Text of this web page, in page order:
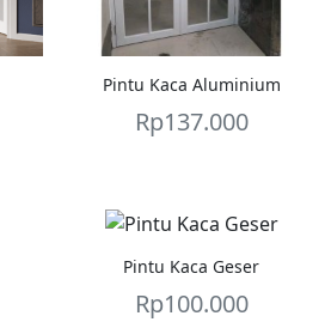
Pintu Kaca Aluminium
Rp137.000
Pintu Kaca Geser
Rp100.000